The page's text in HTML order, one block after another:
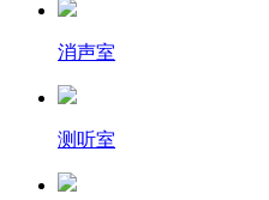
消声室
测听室